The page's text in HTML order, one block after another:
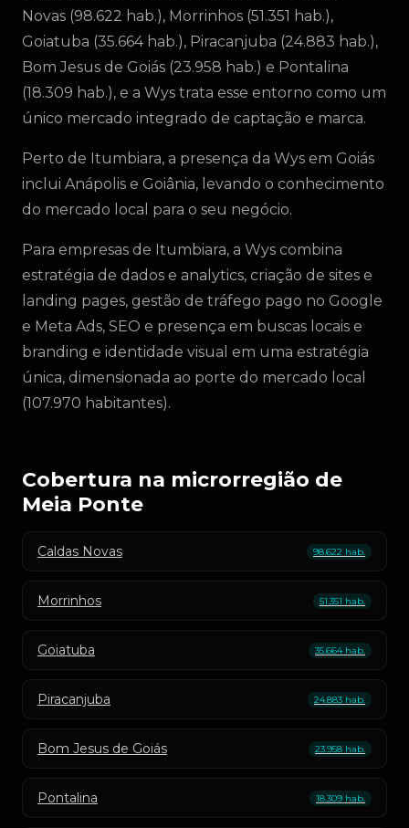
Novas (98.622 hab.), Morrinhos (51.351 hab.),
Goiatuba (35.664 hab.), Piracanjuba (24.883 hab.),
Bom Jesus de Goiás (23.958 hab.) e Pontalina
(18.309 hab.), e a Wys trata esse entorno como um
único mercado integrado de captação e marca.
Perto de Itumbiara, a presença da Wys em Goiás
inclui Anápolis e Goiânia, levando o conhecimento
do mercado local para o seu negócio.
Para empresas de Itumbiara, a Wys combina
estratégia de dados e analytics, criação de sites e
landing pages, gestão de tráfego pago no Google
e Meta Ads, SEO e presença em buscas locais e
branding e identidade visual em uma estratégia
única, dimensionada ao porte do mercado local
(107.970 habitantes).
Cobertura na microrregião de
Meia Ponte
Caldas Novas 98.622 hab.
Morrinhos 51.351 hab.
Goiatuba 35.664 hab.
Piracanjuba 24.883 hab.
Bom Jesus de Goiás 23.958 hab.
Pontalina 18.309 hab.